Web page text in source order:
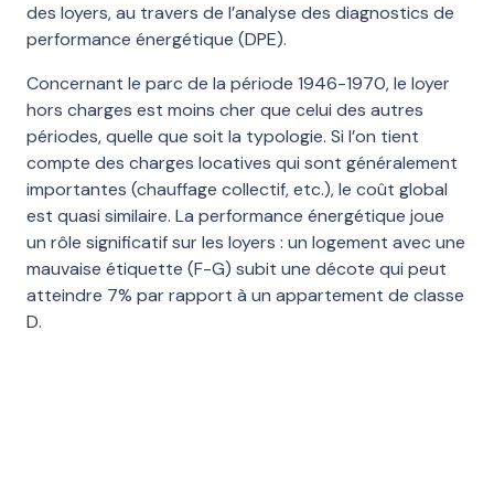
des loyers, au travers de l’analyse des diagnostics de
performance énergétique (DPE).
Concernant le parc de la période 1946-1970, le loyer
hors charges est moins cher que celui des autres
périodes, quelle que soit la typologie. Si l’on tient
compte des charges locatives qui sont généralement
importantes (chauffage collectif, etc.), le coût global
est quasi similaire. La performance énergétique joue
un rôle significatif sur les loyers : un logement avec une
mauvaise étiquette (F-G) subit une décote qui peut
atteindre 7% par rapport à un appartement de classe
D.